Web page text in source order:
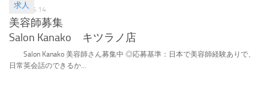
求人
2016.05.14
美容師募集
Salon Kanako キツラノ店
Salon Kanako 美容師さん募集中 ◎応募基準：日本で美容師経験ありで、
日常英会話のできるか...